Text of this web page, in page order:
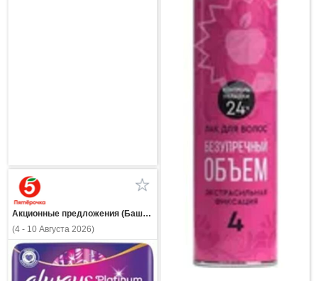
Акционные предложения (Башкортостан)
(4 - 10 Августа 2026)